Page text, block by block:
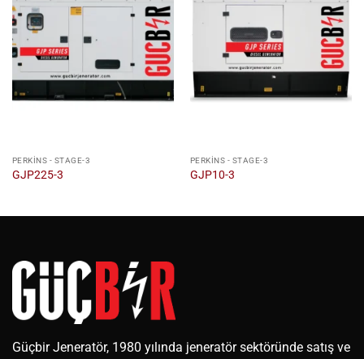
PERKINS - STAGE-3
GJP225-3
PERKINS - STAGE-3
GJP10-3
Güçbir Jeneratör, 1980 yılında jeneratör sektöründe satış ve